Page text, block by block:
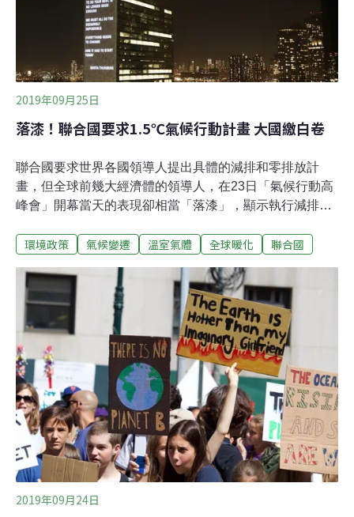
據，探討來氣候變遷如何影響海洋、沿海、極地和山地生
態系統，也探討如何強化自然生態和人類社會的「韌性」
以面對氣候變遷帶來
2019年09月25日
落漆！聯合國要求1.5℃氣候行動計畫 大國繳白卷
聯合國要求世界各國領導人提出具體的減排和零排放計
畫，但全球前幾大經濟體的領導人，在23日「氣候行動高
峰會」開幕當天的表現卻相當「落漆」，顯示執行減排工
掉了）《巴黎協定》希望世界各國努力將升溫限制在1.5℃
國家的支持，而為了達成這目標，2050年必須實現全球淨
零排放。在此共識下，古特雷斯邀請全球領袖來到紐約聯
合國總部召開會議，向世界講述各國將如何實現這個目
標。古特雷斯在開幕致詞中談到，有77個小國表示他們打
算在2050年之前實現淨零排放，另有70個國家表示計畫在
2020年制定更積極的氣候計畫，這顯示「企圖心和動力有
所增加」；但他也提醒，「2050年要實現碳中和，還有非
常大的努力空間。」世界資源研究所總裁兼執行長史蒂爾
（Andrew Steer）表示，雖然有「進步的跡象」，但「私
部門和地方行動者
環境政策 氣候變遷 溫室氣體 全球暖化 聯合國
2019年09月24日